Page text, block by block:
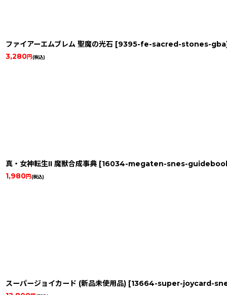
ファイアーエムブレム 聖魔の光石 [9395-fe-sacred-stones-gba
3,280円(税込)
真・女神転生II 魔獣合成事典 [16034-megaten-snes-
1,980円(税込)
スーパージョイカード (新品未使用品) [13664-super-joycard-